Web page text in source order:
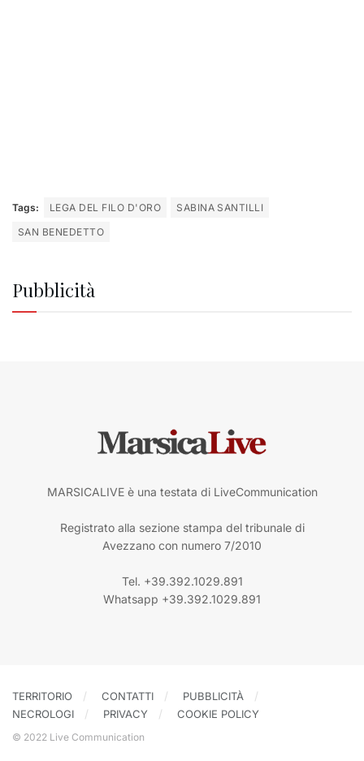
Tags: LEGA DEL FILO D'ORO
SABINA SANTILLI
SAN BENEDETTO
Pubblicità
MARSICALIVE è una testata di LiveCommunication
Registrato alla sezione stampa del tribunale di
Avezzano con numero 7/2010
Tel. +39.392.1029.891
Whatsapp +39.392.1029.891
TERRITORIO CONTATTI
PUBBLICITÀ
NECROLOGI
PRIVACY COOKIE POLICY
© 2022 Live Communication